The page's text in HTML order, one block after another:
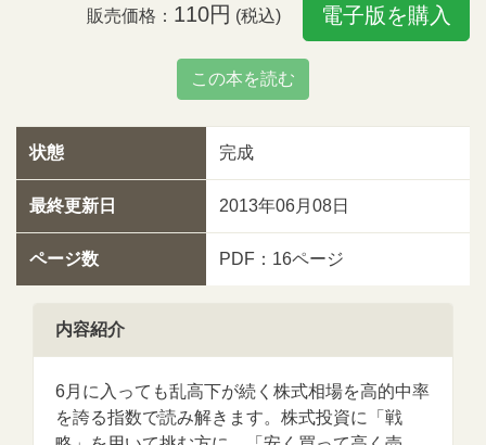
販売価格： 110円 (税込) 電子版を購入
この本を読む
状態 完成
最終更新日 2013年06月08日
ページ数 PDF：16ページ
内容紹介
6月に入っても乱高下が続く株式相場を高的中率
を誇る指数で読み解きます。株式投資に「戦